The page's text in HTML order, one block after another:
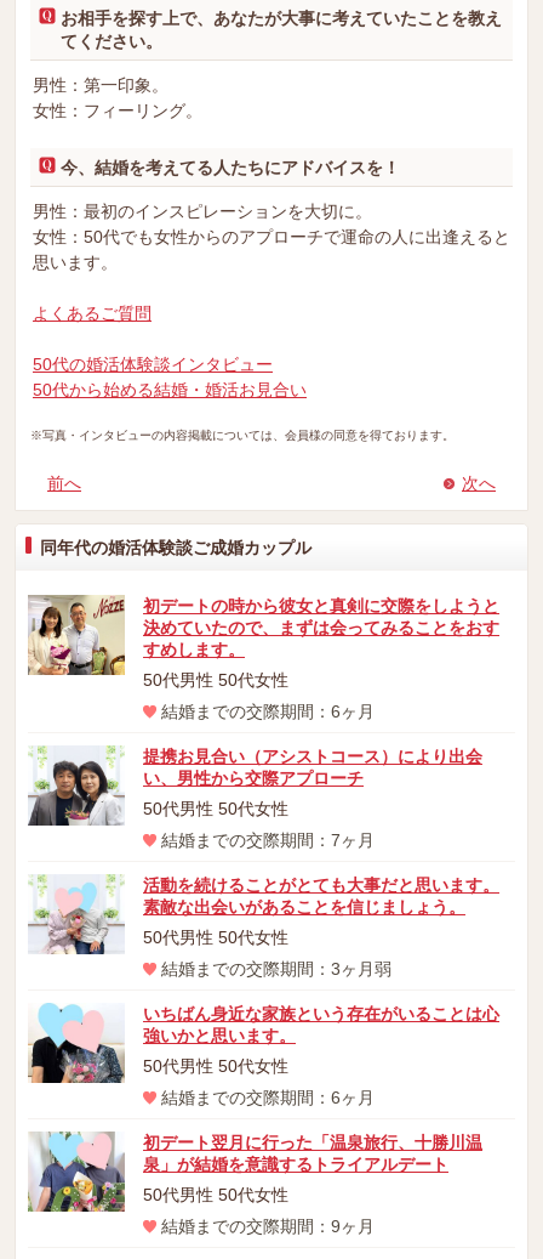
お相手を探す上で、あなたが大事に考えていたことを教え
てください。
男性：第一印象。
女性：フィーリング。
今、結婚を考えてる人たちにアドバイスを！
男性：最初のインスピレーションを大切に。
女性：50代でも女性からのアプローチで運命の人に出逢えると
思います。
よくあるご質問
50代の婚活体験談インタビュー
50代から始める結婚・婚活お見合い
※写真・インタビューの内容掲載については、会員様の同意を得ております。
前へ 次へ
同年代の婚活体験談ご成婚カップル
初デートの時から彼女と真剣に交際をしようと
決めていたので、まずは会ってみることをおす
すめします。
50代男性 50代女性
結婚までの交際期間：6ヶ月
提携お見合い（アシストコース）により出会
い、男性から交際アプローチ
50代男性 50代女性
結婚までの交際期間：7ヶ月
活動を続けることがとても大事だと思います。
素敵な出会いがあることを信じましょう。
50代男性 50代女性
結婚までの交際期間：3ヶ月弱
いちばん身近な家族という存在がいることは心
強いかと思います。
50代男性 50代女性
結婚までの交際期間：6ヶ月
初デート翌月に行った「温泉旅行、十勝川温
泉」が結婚を意識するトライアルデート
50代男性 50代女性
結婚までの交際期間：9ヶ月